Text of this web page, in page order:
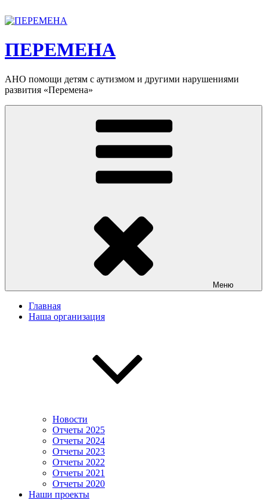
к
ПЕРЕМЕНА
АНО помощи детям с аутизмом и другими нарушениями
развития «Перемена»
Меню
Главная
Наша организация
Новости
Отчеты 2025
Отчеты 2024
Отчеты 2023
Отчеты 2022
Отчеты 2021
Отчеты 2020
Наши проекты